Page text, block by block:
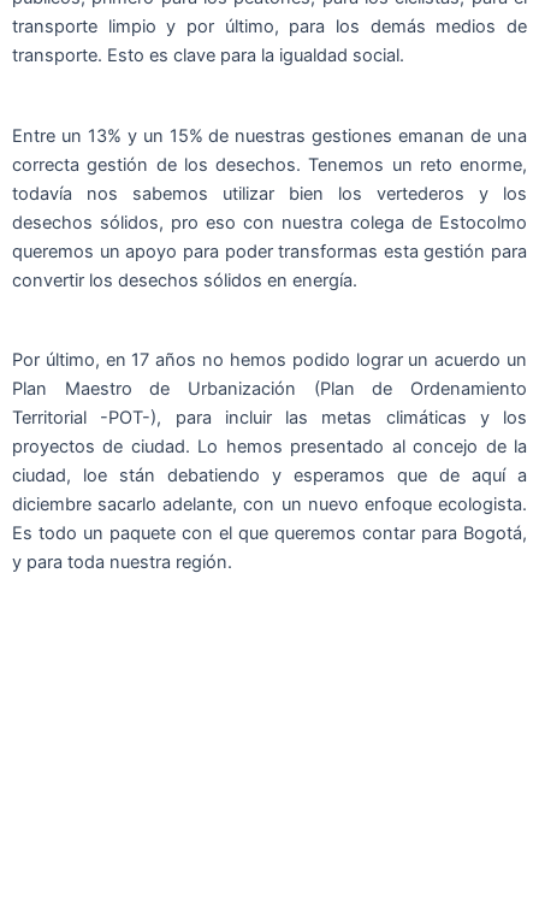
transporte limpio y por último, para los demás medios de
transporte. Esto es clave para la igualdad social.
Entre un 13% y un 15% de nuestras gestiones emanan de una
correcta gestión de los desechos. Tenemos un reto enorme,
todavía nos sabemos utilizar bien los vertederos y los
desechos sólidos, pro eso con nuestra colega de Estocolmo
queremos un apoyo para poder transformas esta gestión para
convertir los desechos sólidos en energía.
Por último, en 17 años no hemos podido lograr un acuerdo un
Plan Maestro de Urbanización (Plan de Ordenamiento
Territorial -POT-), para incluir las metas climáticas y los
proyectos de ciudad. Lo hemos presentado al concejo de la
ciudad, loe stán debatiendo y esperamos que de aquí a
diciembre sacarlo adelante, con un nuevo enfoque ecologista.
Es todo un paquete con el que queremos contar para Bogotá,
y para toda nuestra región.